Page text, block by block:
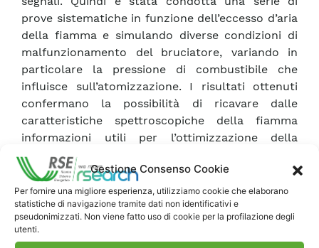
Gestione Consenso Cookie
Per fornire una migliore esperienza, utilizziamo cookie che elaborano
statistiche di navigazione tramite dati non identificativi e
pseudonimizzati. Non viene fatto uso di cookie per la profilazione degli
utenti.
prove sistematiche in funzione dell’eccesso d’aria
della fiamma e simulando diverse condizioni di
malfunzionamento del bruciatore, variando in
particolare la pressione di combustibile che
influisce sull’atomizzazione. I risultati ottenuti
confermano la possibilità di ricavare dalle
caratteristiche spettroscopiche della fiamma
informazioni utili per l’ottimizzazione della
combustione. In particolare, il rapporto tra le
intensità di radiazione nell’UV e nel Vis-IR si è
dimostrato un parametro sensibile al variare del
rapporto di equivalenza della fiamma e
dipendente dalla pressione di combustibile. Per
una completa validazione del metodo i risultati